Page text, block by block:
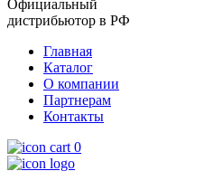
Официальный
дистрибьютор в РФ
Главная
Каталог
О компании
Партнерам
Контакты
0